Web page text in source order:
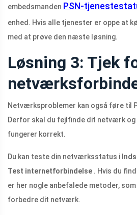
embedsmanden PSN-
enhed. Hvis alle tjenester er oppe at
med at prøve den næste løsning.
Løsning 3: Tjek
Netværksproblemer kan også føre til
Derfor skal du fejlfinde dit netværk
fungerer korrekt.
Du kan teste din netværksstatus i
Test internetforbindelse . Hvis du
er her nogle anbefalede metoder,
forbedre dit netværk.